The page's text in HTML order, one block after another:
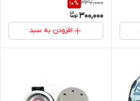
337,000
10%
300,000
افزودن به سبد